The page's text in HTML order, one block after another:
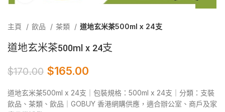
主頁 飲品 茶類 道地玄米茶500ml x 24支
道地玄米茶500ml x 24支
$170.00 $165.00
道地玄米茶500ml x 24支｜包裝規格：500ml x 24支｜分類：支裝
飲品、茶類、飲品｜GOBUY 香港網購供應，適合辦公室、商戶及家